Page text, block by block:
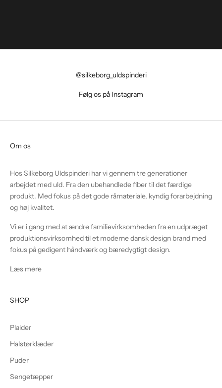
@silkeborg_uldspinderi
Følg os på Instagram
Om os
Hos Silkeborg Uldspinderi har vi gennem tre generationer
arbejdet med uld. Fra den ubehandlede fiber til det færdige
produkt. Med fokus på det gode råmateriale, kyndig forarbejdning
og høj kvalitet.
Vi er i gang med at ændre familievirksomheden fra en udpræget
produktionsvirksomhed til et moderne dansk design brand med
fokus på gedigent håndværk og bæredygtigt design.
Læs mere
SHOP
Plaider
Halstørklæder
Puder
Sengetæpper